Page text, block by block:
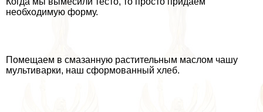
необходимую форму.
Помещаем в смазанную растительным маслом чашу
мультиварки, наш сформованный хлеб.